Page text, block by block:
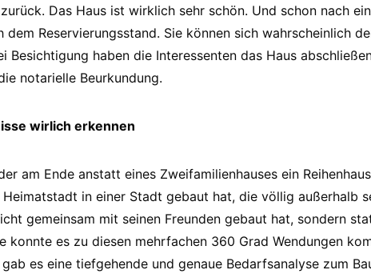
Das Haus ist wirklich sehr schön. Und schon nach
dem Reservierungsstand. Sie können sich wahrscheinlich
Besichtigung haben die Interessenten das Haus
notarielle Beurkundung.
wirlich erkennen
am Ende anstatt eines Zweifamilienhauses ein
in einer Stadt gebaut hat, die völlig außerhalb
gemeinsam mit seinen Freunden gebaut hat, sondern
konnte es zu diesen mehrfachen 360 Grad Wendungen
gab es eine tiefgehende und genaue Bedarfsanalyse zum